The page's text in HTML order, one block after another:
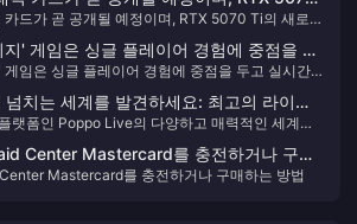
이 공개됩니다.
드가 곧 공개될 예정이며, RTX 5070 Ti의 새로운
' 게임은 싱글 플레이어 경험에 중점을 두
함하지 않습니다.
임은 싱글 플레이어 경험에 중점을 두고 실시간
치는 세계를 발견하세요: 최고의 라이브
랫폼인 Poppo Live의 다양하고 매력적인 세계를
지 마세요!
Center Mastercard를 충전하거나 구매
Mastercard를 충전하거나 구매하는 방법